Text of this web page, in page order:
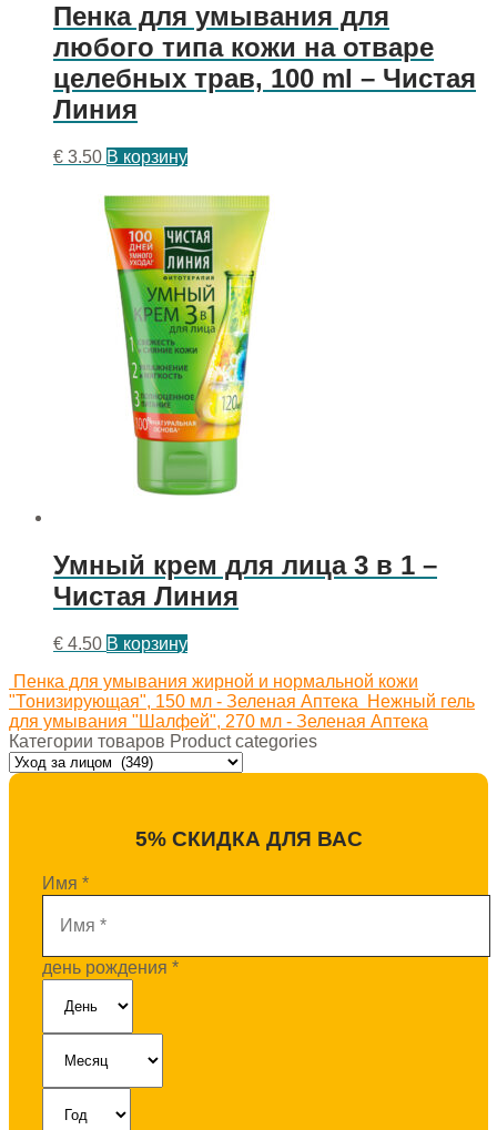
Пенка для умывания для
любого типа кожи на отваре
целебных трав, 100 ml – Чистая
Линия
€ 3.50 В корзину
Умный крем для лица 3 в 1 –
Чистая Линия
€ 4.50 В корзину
Пенка для умывания жирной и нормальной кожи
"Тонизирующая", 150 мл - Зеленая Аптека
Нежный гель
для умывания "Шалфей", 270 мл - Зеленая Аптека
Категории товаров Product categories
5% СКИДКА ДЛЯ ВАС
Имя *
день рождения *